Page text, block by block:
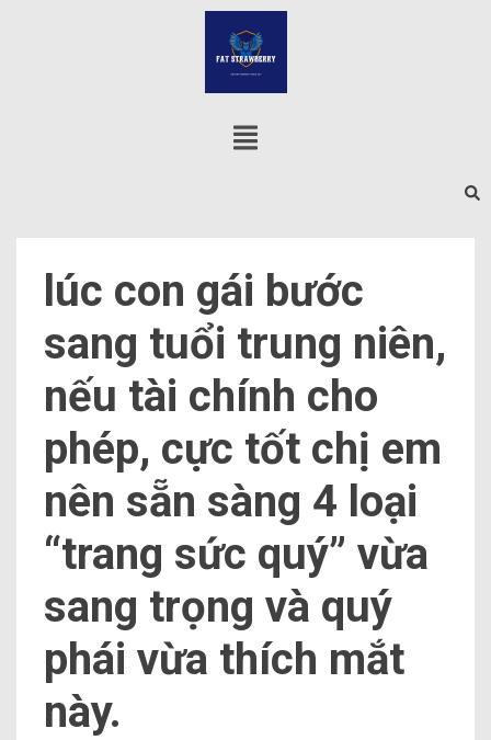
lúc con gái bước
sang tuổi trung niên,
nếu tài chính cho
phép, cực tốt chị em
nên sẵn sàng 4 loại
“trang sức quý” vừa
sang trọng và quý
phái vừa thích mắt
này.